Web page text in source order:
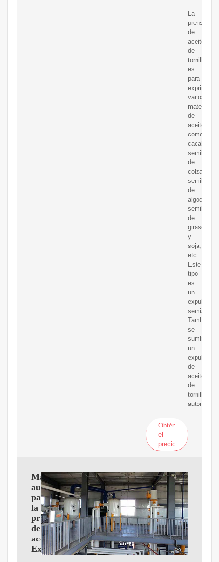
La
prensa
de
aceite
de
tornillo
es
para
exprimir
varios
materiales
de
aceite,
como
semillas
de
colza,
semillas
de
algodón,
semillas
de
girasol
y
soja,
etc.
Este
tipo
es
un
expulsor
También
se
suministra
un
expulsor
de
aceite
de
tornillo
Obtén
el
precio
Máquina
automática
para
la
prensa
de
aceite
Extractor